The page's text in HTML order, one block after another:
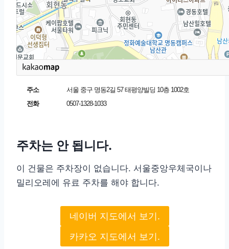
주소
서울 중구 명동2길 57 태평양빌딩 10층 1002호
전화
0507-1328-1033
주차는 안 됩니다.
이 건물은 주차장이 없습니다. 서울중앙우체국이나
밀리오레에 유료 주차를 해야 합니다.
네이버 지도에서 보기.
카카오 지도에서 보기.